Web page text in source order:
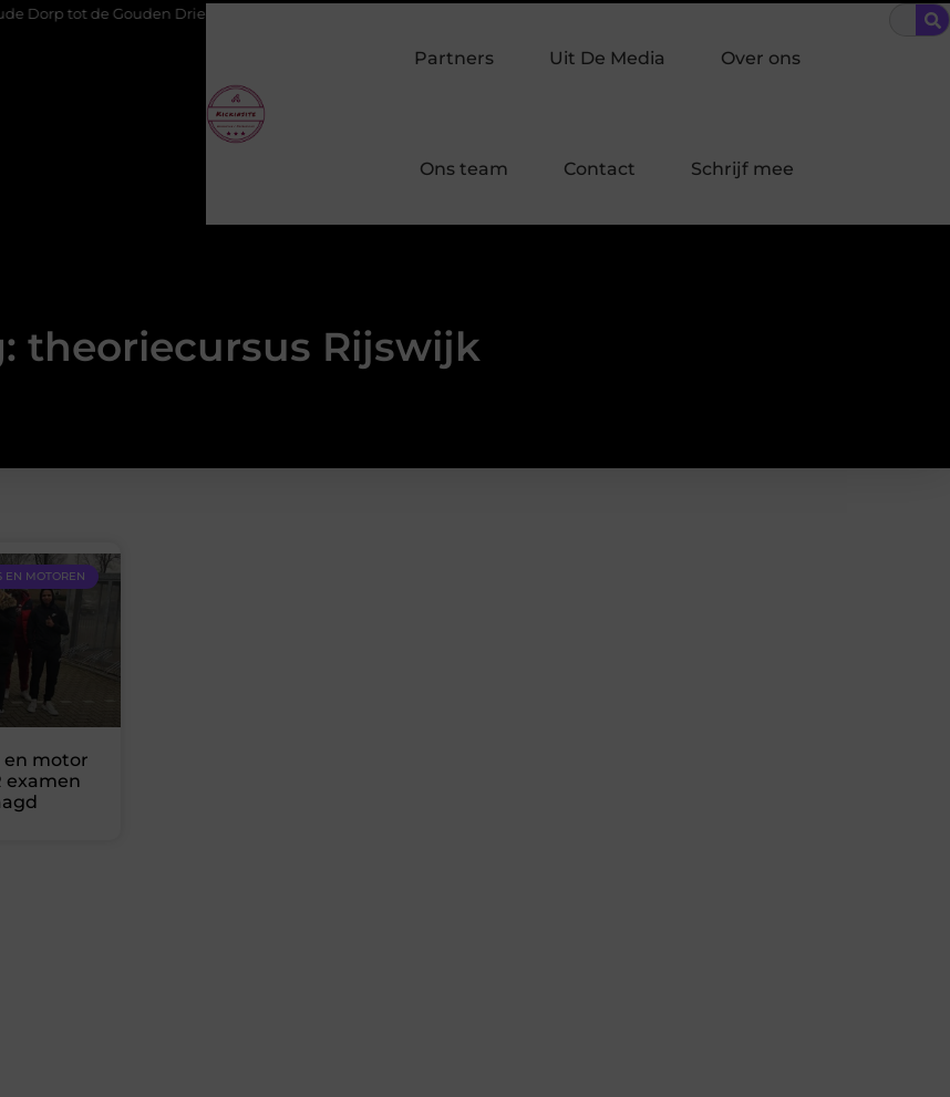
tot de Gouden Driehoek: welke inbraakpreventie past bij jouw buurt in Laren? Bescherming op maat: brandwerend coaten
Partners Uit De Media Over ons
Ons team Contact Schrijf mee
theoriecursus Rijswijk
EN MOTOREN
en motor
examen